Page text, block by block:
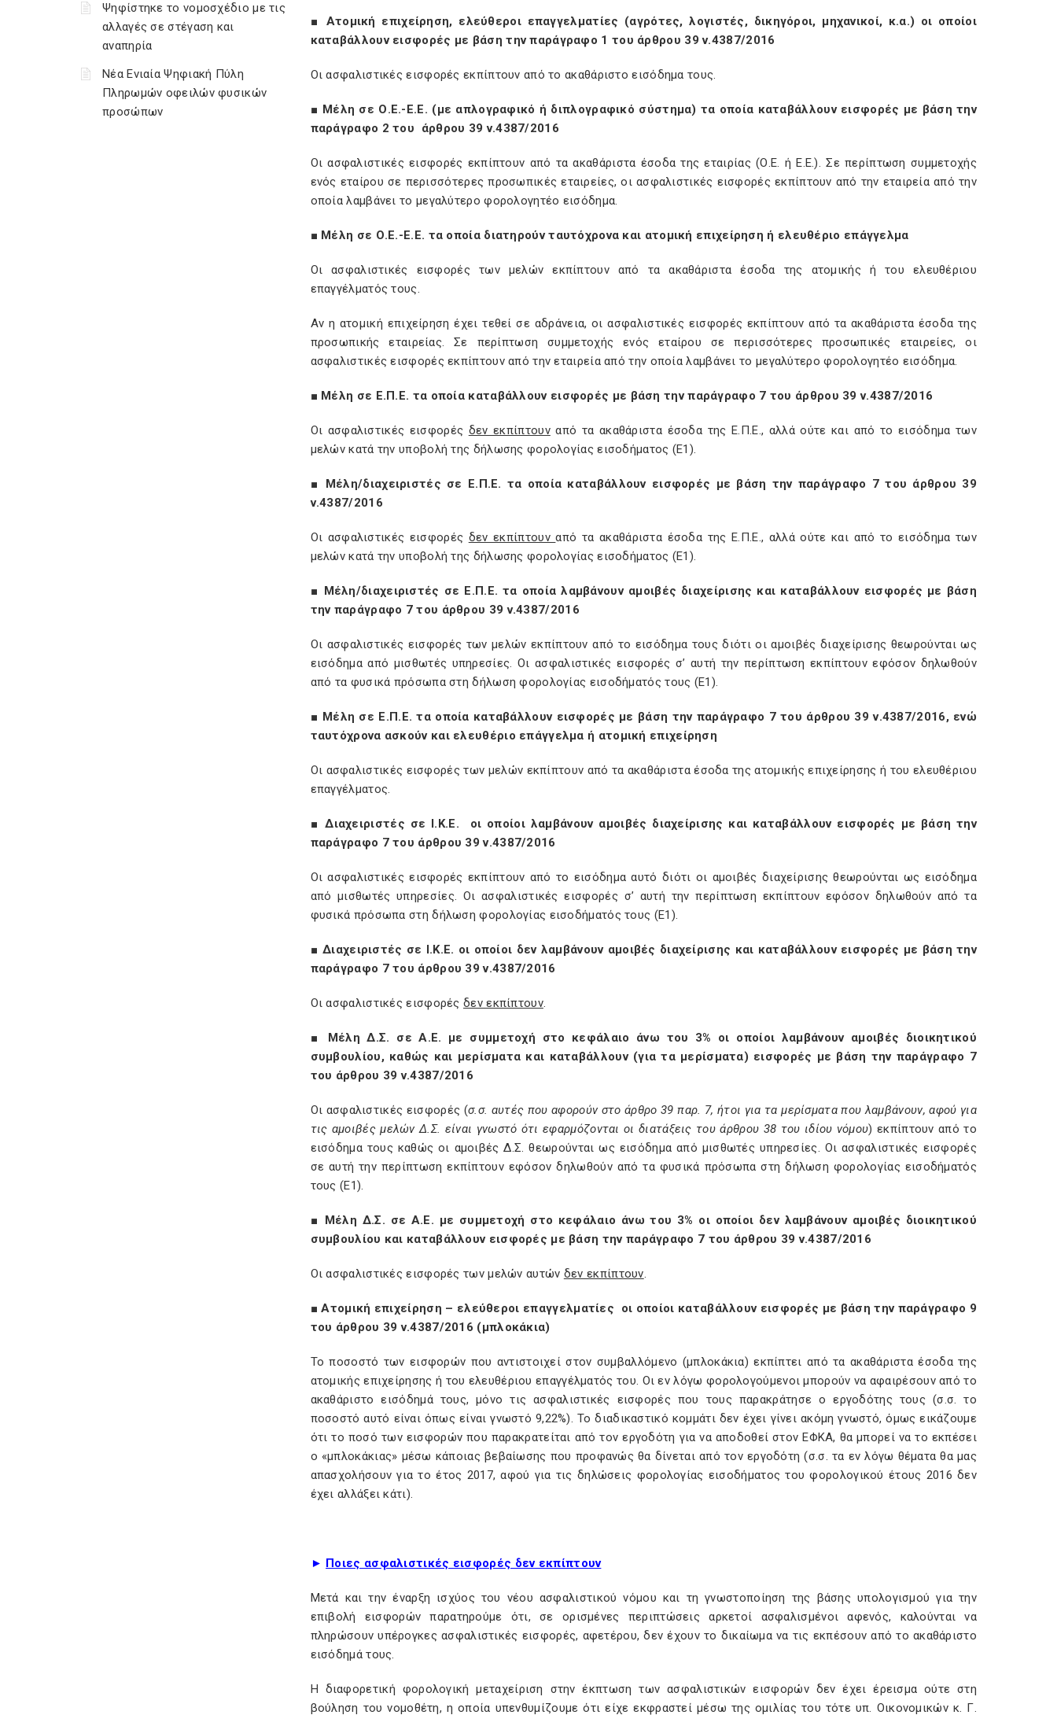
Ψηφίστηκε το νομοσχέδιο με τις
αλλαγές σε στέγαση και
αναπηρία
Νέα Ενιαία Ψηφιακή Πύλη
Πληρωμών οφειλών φυσικών
προσώπων
■ Ατομική επιχείρηση, ελεύθεροι επαγγελματίες (αγρότες, λογιστές, δικηγόροι, μηχανικοί, κ.α.) οι οποίοι
καταβάλλουν εισφορές με βάση την παράγραφο 1 του άρθρου 39 ν.4387/2016
Οι ασφαλιστικές εισφορές εκπίπτουν από το ακαθάριστο εισόδημα τους.
■ Μέλη σε Ο.Ε.-Ε.Ε. (με απλογραφικό ή διπλογραφικό σύστημα) τα οποία καταβάλλουν εισφορές με βάση την
παράγραφο 2 του
άρθρου 39 ν.4387/2016
Οι ασφαλιστικές εισφορές εκπίπτουν από τα ακαθάριστα έσοδα της εταιρίας (Ο.Ε. ή Ε.Ε.).Σε περίπτωση συμμετοχής
ενός εταίρου σε περισσότερες προσωπικές εταιρείες, οι ασφαλιστικές εισφορές εκπίπτουν από την εταιρεία από την
οποία λαμβάνει το μεγαλύτερο φορολογητέο εισόδημα.
■ Μέλη σε Ο.Ε.-Ε.Ε. τα οποία διατηρούν ταυτόχρονα και ατομική επιχείρηση ή ελευθέριο επάγγελμα
Οι ασφαλιστικές εισφορές των μελών εκπίπτουν από τα ακαθάριστα έσοδα της ατομικής ή του ελευθέριου
επαγγέλματός τους.
Αν η ατομική επιχείρηση έχει τεθεί σε αδράνεια, οι ασφαλιστικές εισφορές εκπίπτουν από τα ακαθάριστα έσοδα της
προσωπικής εταιρείας. Σε περίπτωση συμμετοχής ενός εταίρου σε περισσότερες προσωπικές εταιρείες, οι
ασφαλιστικές εισφορές εκπίπτουν από την εταιρεία από την οποία λαμβάνει το μεγαλύτερο φορολογητέο εισόδημα.
■ Μέλη σε Ε.Π.Ε. τα οποία καταβάλλουν εισφορές με βάση την παράγραφο 7 του άρθρου 39 ν.4387/2016
Οι ασφαλιστικές εισφορές δεν εκπίπτουναπό τα ακαθάριστα έσοδα της Ε.Π.Ε., αλλά ούτε και από το εισόδημα των
μελών κατά την υποβολή της δήλωσης φορολογίας εισοδήματος (Ε1).
■ Μέλη/διαχειριστές σε Ε.Π.Ε. τα οποία καταβάλλουν εισφορές με βάση την παράγραφο 7 του άρθρου 39
ν.4387/2016
Οι ασφαλιστικές εισφορές δεν εκπίπτουναπό τα ακαθάριστα έσοδα της Ε.Π.Ε., αλλά ούτε και από το εισόδημα των
μελών κατά την υποβολή της δήλωσης φορολογίας εισοδήματος (Ε1).
■ Μέλη/διαχειριστές σε Ε.Π.Ε. τα οποία λαμβάνουν αμοιβές διαχείρισης και καταβάλλουν εισφορές με βάση
την παράγραφο 7 του άρθρου 39 ν.4387/2016
Οι ασφαλιστικές εισφορές των μελών εκπίπτουν από το εισόδημα τους διότι οι αμοιβές διαχείρισης θεωρούνται ως
εισόδημα από μισθωτές υπηρεσίες. Οι ασφαλιστικές εισφορές σ’ αυτή την περίπτωση εκπίπτουν εφόσον δηλωθούν
από τα φυσικά πρόσωπα στη δήλωση φορολογίας εισοδήματός τους (Ε1).
■ Μέλη σε Ε.Π.Ε. τα οποία καταβάλλουν εισφορές με βάση την παράγραφο 7 του άρθρου 39 ν.4387/2016, ενώ
ταυτόχρονα ασκούν και ελευθέριο επάγγελμα ή ατομική επιχείρηση
Οι ασφαλιστικές εισφορές των μελών εκπίπτουν από τα ακαθάριστα έσοδα της ατομικής επιχείρησης ή του ελευθέριου
επαγγέλματος.
■ Διαχειριστές σε Ι.Κ.Ε.
οι οποίοι λαμβάνουν αμοιβές διαχείρισης και καταβάλλουν εισφορές με βάση την
παράγραφο 7 του άρθρου 39 ν.4387/2016
Οι ασφαλιστικές εισφορές εκπίπτουν από το εισόδημα αυτό διότι οι αμοιβές διαχείρισης θεωρούνται ως εισόδημα
από μισθωτές υπηρεσίες. Οι ασφαλιστικές εισφορές σ’ αυτή την περίπτωση εκπίπτουν εφόσον δηλωθούν από τα
φυσικά πρόσωπα στη δήλωση φορολογίας εισοδήματός τους (Ε1).
■ Διαχειριστές σε Ι.Κ.Ε. οι οποίοι δεν λαμβάνουν αμοιβές διαχείρισης και καταβάλλουν εισφορές με βάση την
παράγραφο 7 του άρθρου 39 ν.4387/2016
Οι ασφαλιστικές εισφορέςδεν εκπίπτουν.
■
Μέλη Δ.Σ. σε Α.Ε. με συμμετοχή στο κεφάλαιο άνω του 3% οι οποίοι λαμβάνουν αμοιβές διοικητικού
συμβουλίου, καθώς και μερίσματα και καταβάλλουν (για τα μερίσματα) εισφορές με βάση την παράγραφο 7
του άρθρου 39 ν.4387/2016
Οι ασφαλιστικές εισφορές (σ.σ. αυτές που αφορούν στο άρθρο 39 παρ. 7, ήτοι για τα μερίσματα που λαμβάνουν, αφού για
τις αμοιβές μελών Δ.Σ. είναι γνωστό ότι εφαρμόζονται οι διατάξεις του άρθρου 38 του ιδίου νόμου) εκπίπτουν από το
εισόδημα τους καθώς οι αμοιβές Δ.Σ. θεωρούνται ως εισόδημα από μισθωτές υπηρεσίες. Οι ασφαλιστικές εισφορές
σε αυτή την περίπτωση εκπίπτουν εφόσον δηλωθούν από τα φυσικά πρόσωπα στη δήλωση φορολογίας εισοδήματός
τους (Ε1).
■
Μέλη Δ.Σ. σε Α.Ε. με συμμετοχή στο κεφάλαιο άνω του 3% οι οποίοι δεν λαμβάνουν αμοιβές διοικητικού
συμβουλίου και καταβάλλουν εισφορές με βάση την παράγραφο 7 του άρθρου 39 ν.4387/2016
Οι ασφαλιστικές εισφορές των μελών αυτών δεν εκπίπτουν.
■ Ατομική επιχείρηση – ελεύθεροι επαγγελματίες
οι οποίοι καταβάλλουν εισφορές με βάση την παράγραφο 9
του άρθρου 39 ν.4387/2016 (μπλοκάκια)
Το ποσοστό των εισφορών που αντιστοιχεί στον συμβαλλόμενο (μπλοκάκια) εκπίπτει από τα ακαθάριστα έσοδα της
ατομικής επιχείρησης ή του ελευθέριου επαγγέλματός του. Οι εν λόγω φορολογούμενοι μπορούν να αφαιρέσουν από το
ακαθάριστο εισόδημά τους, μόνο τις ασφαλιστικές εισφορές που τους παρακράτησε ο εργοδότης τους (σ.σ. το
ποσοστό αυτό είναι όπως είναι γνωστό 9,22%). Το διαδικαστικό κομμάτι δεν έχει γίνει ακόμη γνωστό, όμως εικάζουμε
ότι το ποσό των εισφορών που παρακρατείται από τον εργοδότη για να αποδοθεί στον ΕΦΚΑ, θα μπορεί να το εκπέσει
ο «μπλοκάκιας» μέσω κάποιας βεβαίωσης που προφανώς θα δίνεται από τον εργοδότη (σ.σ. τα εν λόγω θέματα θα μας
απασχολήσουν για το έτος 2017, αφού για τις δηλώσεις φορολογίας εισοδήματος του φορολογικού έτους 2016 δεν
έχει αλλάξει κάτι).
► Ποιες ασφαλιστικές εισφορές δεν εκπίπτουν
Μετά και την έναρξη ισχύος του νέου ασφαλιστικού νόμου και τη γνωστοποίηση της βάσης υπολογισμού για την
επιβολή εισφορών παρατηρούμε ότι, σε ορισμένες περιπτώσεις αρκετοί ασφαλισμένοι αφενός, καλούνται να
πληρώσουν υπέρογκες ασφαλιστικές εισφορές, αφετέρου, δεν έχουν το δικαίωμα να τις εκπέσουν από το ακαθάριστο
εισόδημά τους.
Η διαφορετική φορολογική μεταχείριση στην έκπτωση των ασφαλιστικών εισφορών δεν έχει έρεισμα ούτε στη
βούληση του νομοθέτη, η οποία υπενθυμίζουμε ότι είχε εκφραστεί μέσω της ομιλίας του τότε υπ. Οικονομικών κ. Γ.